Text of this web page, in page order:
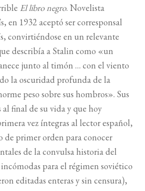
El libro negro. Novelista
en 1932 aceptó ser corresponsal
convirtiéndose en un relevante
describía a Stalin como «un
junto al timón … con el viento
la oscuridad profunda de la
peso sobre sus hombros». Sus
al final de su vida y que hoy
vez íntegras al lector español,
de primer orden para conocer
de la convulsa historia del
para el régimen soviético
editadas enteras y sin censura),